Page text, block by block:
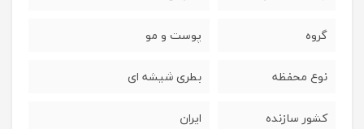
گروه پوست و مو
نوع محفظه بطری شیشه ای
کشور سازنده ایران